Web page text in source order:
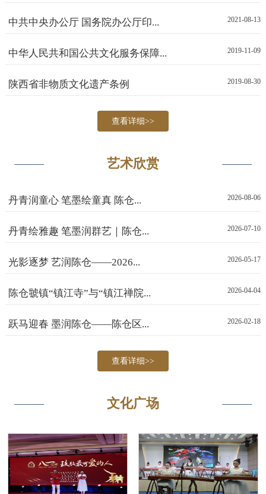
中共中央办公厅 国务院办公厅印... 2021-08-13
中华人民共和国公共文化服务保障... 2019-11-09
陕西省非物质文化遗产条例 2019-08-30
查看详细>>
艺术欣赏
丹青润童心 笔墨绘童真 陈仓... 2026-08-06
丹青绘雅趣 笔墨润群艺｜陈仓... 2026-07-10
光影逐梦 艺润陈仓——2026... 2026-05-17
陈仓虢镇“镇江寺”与“镇江禅院... 2026-04-04
跃马迎春 墨润陈仓——陈仓区... 2026-02-18
查看详细>>
文化广场